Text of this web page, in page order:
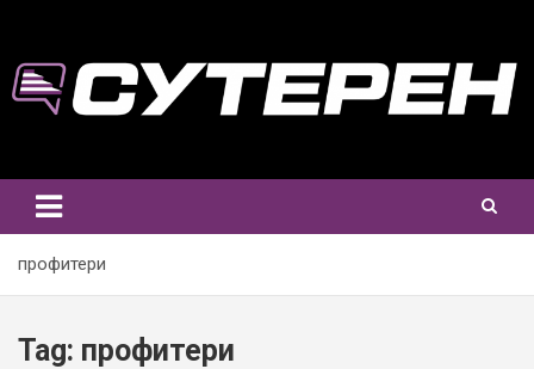
content
профитери
Tag: профитери